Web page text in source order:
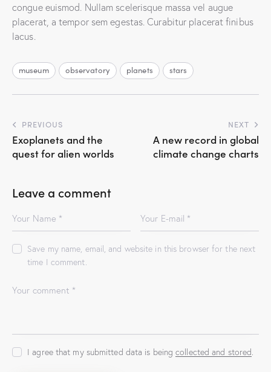
congue euismod. Nullam scelerisque massa vel augue
placerat, a tempor sem egestas. Curabitur placerat finibus
lacus.
museum observatory planets stars
Post
navigation
PREVIOUS
Exoplanets and the
quest for alien worlds
NEXT
A new record in global
climate change charts
Leave a comment
Save my name, email, and website in this browser for the next
time I comment.
I agree that my submitted data is beingcollected and stored